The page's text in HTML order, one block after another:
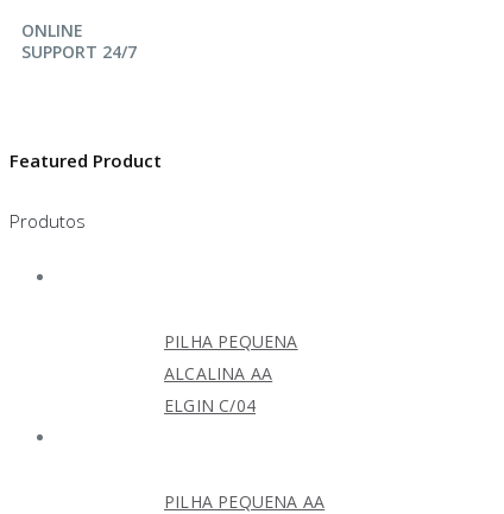
ONLINE
SUPPORT 24/7
Featured Product
Produtos
PILHA PEQUENA
ALCALINA AA
ELGIN C/04
PILHA PEQUENA AA